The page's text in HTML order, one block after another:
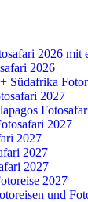
2026 mit
2026
Südafrika
2027
2027
2027
2027
2027
2027
und